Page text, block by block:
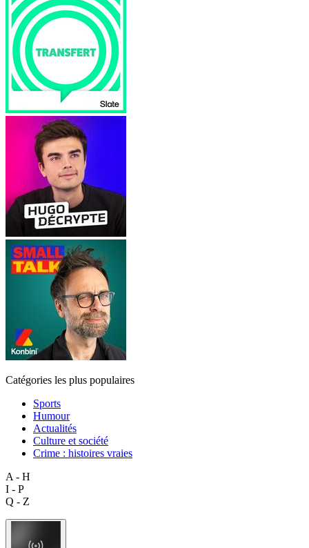
Catégories les plus populaires
Sports
Humour
Actualités
Culture et société
Crime : histoires vraies
A - H
I - P
Q - Z